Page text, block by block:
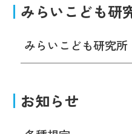
みらいこども研
みらいこども研究所
お知らせ